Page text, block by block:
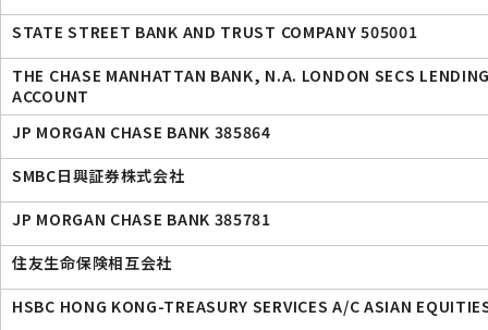
STATE STREET BANK AND TRUST COMPANY 505001
THE CHASE MANHATTAN BANK, N.A. LONDON SECS
ACCOUNT
JP MORGAN CHASE BANK 385864
SMBC日興証券株式会社
JP MORGAN CHASE BANK 385781
住友生命保険相互会社
HSBC HONG KONG-TREASURY SERVICES A/C ASIAN